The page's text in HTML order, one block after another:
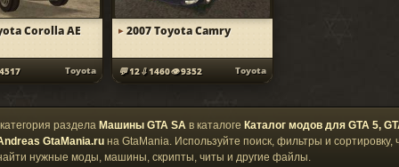
Corolla AE
4517 Toyota
2007 Toyota Camry
12 1460 9352 Toyota
раздела Машины GTA SA в каталоге Каталог модов для GTA 5,
GtaMania.ru на GtaMania. Используйте поиск, фильтры и сортировку,
нужные моды, машины, скрипты, читы и другие файлы.